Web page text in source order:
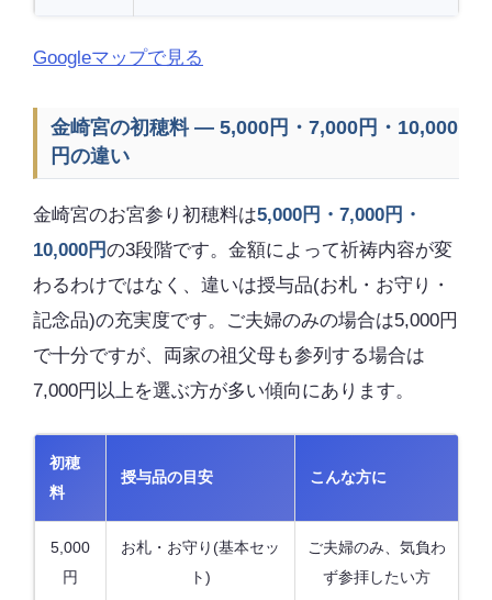
Googleマップで見る
金崎宮の初穂料 — 5,000円・7,000円・10,000
円の違い
金崎宮のお宮参り初穂料は5,000円・7,000円・
10,000円の3段階です。金額によって祈祷内容が変
わるわけではなく、違いは授与品(お札・お守り・
記念品)の充実度です。ご夫婦のみの場合は5,000円
で十分ですが、両家の祖父母も参列する場合は
7,000円以上を選ぶ方が多い傾向にあります。
初穂
料
授与品の目安 こんな方に
5,000
円
お札・お守り(基本セッ
ト)
ご夫婦のみ、気負わ
ず参拝したい方